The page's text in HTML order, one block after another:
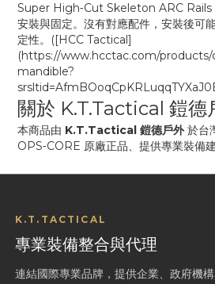
Super High‑Cut Skeleton ARC Rails
安裝與固定。沒有對應配件，安裝後可
定性。([HCC Tactical]
(https://www.hcctac.com/
mandible?
關於 K.T.Tactical 鎧德
本商品由 K.T.Tactical 鎧德戶外於台
OPS‑CORE 原廠正品、提供專業裝備
K.T.TACTICAL
專業裝備整合與代理
連結國際專業品牌，提供企業、政府機